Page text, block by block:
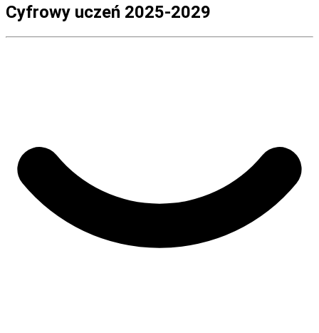
Cyfrowy uczeń 2025-2029